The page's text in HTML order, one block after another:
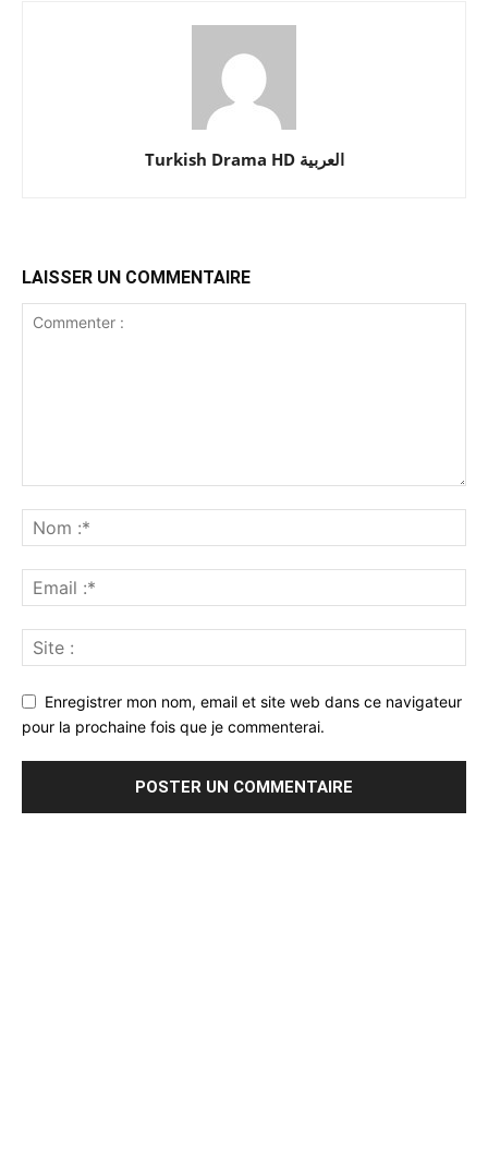
Turkish Drama HD العربية
LAISSER UN COMMENTAIRE
Enregistrer mon nom, email et site web dans ce navigateur
pour la prochaine fois que je commenterai.